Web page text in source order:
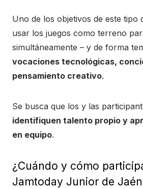
Uno de los objetivos de este tipo
usar los juegos como terreno
simultáneamente – y de forma
vocaciones tecnológicas,
pensamiento creativo.
Se busca que los y las
identifiquen talento propio y
en equipo.
¿Cuándo y cómo
Jamtoday Junior de